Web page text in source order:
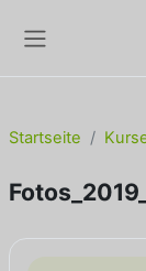
Startseite